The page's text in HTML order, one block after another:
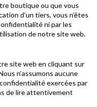
boutique ou que vous
d’un tiers, vous n’êtes
ni par les
de notre site web.
site web en cliquant sur
n’assumons aucune
exercées par
de lire attentivement